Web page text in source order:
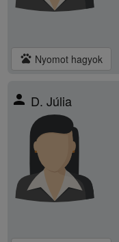
pets Nyomot hagyok
person D. Júlia